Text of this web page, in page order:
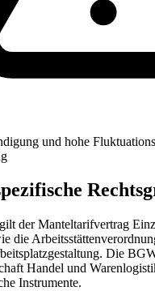
und hohe
der Manteltarifvertrag
die
Die
Handel und
Instrumente.